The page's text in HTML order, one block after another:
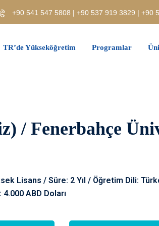
+90 541 547 5808 | +90 537 919 3829 | +90
TR’de Yükseköğretim Programlar
/ Fenerbahçe
Lisans / Süre: 2 Yıl / Öğretim Dili:
ABD Doları